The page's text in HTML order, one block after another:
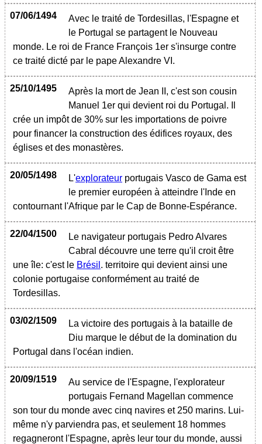
07/06/1494
Avec le traité de Tordesillas, l'Espagne et
le Portugal se partagent le Nouveau
monde. Le roi de France François 1er s'insurge contre
ce traité dicté par le pape Alexandre VI.
25/10/1495
Après la mort de Jean II, c'est son cousin
Manuel 1er qui devient roi du Portugal. Il
crée un impôt de 30% sur les importations de poivre
pour financer la construction des édifices royaux, des
églises et des monastères.
20/05/1498 L'explorateur portugais Vasco de Gama est
le premier européen à atteindre l'Inde en
contournant l'Afrique par le Cap de Bonne-Espérance.
22/04/1500
Le navigateur portugais Pedro Alvares
Cabral découvre une terre qu'il croit être
une île: c'est le Brésil . territoire qui devient ainsi une
colonie portugaise conformément au traité de
Tordesillas.
03/02/1509
La victoire des portugais à la bataille de
Diu marque le début de la domination du
Portugal dans l'océan indien.
20/09/1519
Au service de l'Espagne, l'explorateur
portugais Fernand Magellan commence
son tour du monde avec cinq navires et 250 marins. Lui-
même n'y parviendra pas, et seulement 18 hommes
regagneront l'Espagne, après leur tour du monde, aussi